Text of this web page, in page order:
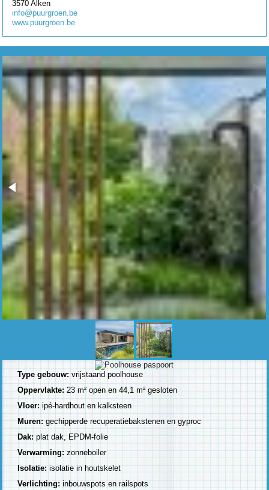
3570Alken
info@puurgroen.be
www.puurgroen.be
Type gebouw: vrijstaand poolhouse
Oppervlakte:23 m² open en 44,1 m² gesloten
Vloer: ipé-hardhout en kalksteen
Muren:gechipperde recuperatiebakstenen en gyproc
Dak:plat dak, EPDM-folie
Verwarming:zonneboiler
Isolatie: isolatie in houtskelet
Verlichting:inbouwspots en railspots